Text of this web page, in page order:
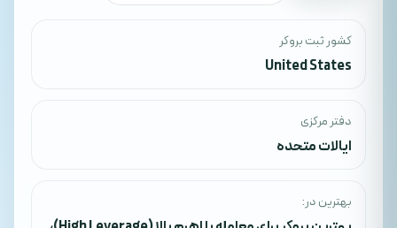
کشور ثبت بروکر
United States
دفتر مرکزی
ایالات متحده
بهترین در: